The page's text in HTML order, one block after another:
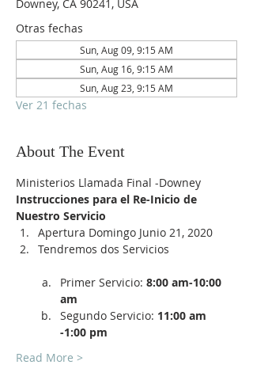
Downey, CA 90241, USA
Otras fechas
Sun, Aug 09, 9:15 AM
Sun, Aug 16, 9:15 AM
Sun, Aug 23, 9:15 AM
Ver 21 fechas
About The Event
Ministerios Llamada Final -Downey
Instrucciones para el Re-Inicio de
Nuestro Servicio
Apertura Domingo Junio 21, 2020
Tendremos dos Servicios
Primer Servicio: 8:00 am-10:00
am
Segundo Servicio: 11:00 am
-1:00 pm
Read More >